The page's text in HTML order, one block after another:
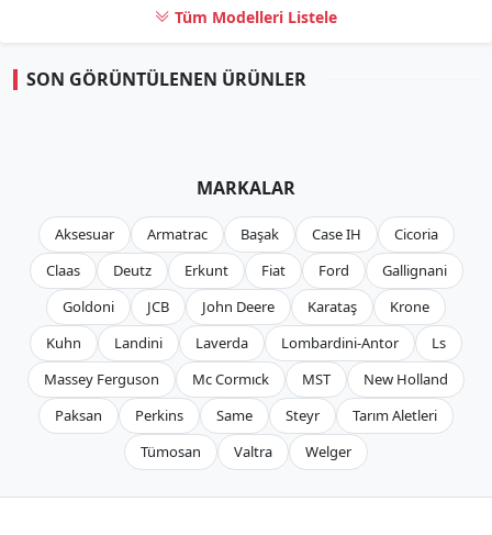
Tüm Modelleri Listele
SON GÖRÜNTÜLENEN ÜRÜNLER
MARKALAR
Aksesuar Armatrac Başak Case IH
Cicoria
Claas
Deutz Erkunt Fiat Ford
Gallignani
Goldoni
JCB John Deere Karataş
Krone
Kuhn
Landini Laverda Lombardini-Antor
Ls
Massey Ferguson
Mc Cormıck MST
New Holland
Paksan
Perkins Same Steyr
Tarım Aletleri
Tümosan
Valtra Welger